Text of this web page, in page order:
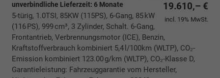
19.610,– €
incl. 19% MwSt.
unverbindliche Lieferzeit: 6 Monate
5-türig, 1.0TSI, 85KW (115PS), 6-Gang, 85 kW
(116 PS), 999 cm³, 3 Zylinder, Schalt. 6-Gang,
Frontantrieb, Verbrennungsmotor (ICE), Benzin,
Kraftstoffverbrauch kombiniert 5,4 l/100km (WLTP), CO₂-
Emission kombiniert 123.00 g/km (WLTP), CO₂-Klasse D,
Garantieleistung: Fahrzeuggarantie vom Hersteller,